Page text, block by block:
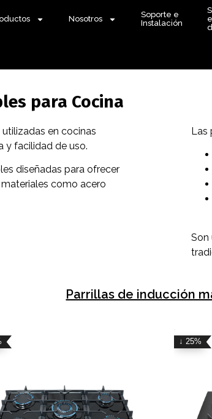
Nosotros
Soporte e
Instalación
para Cocina
en cocinas
y facilidad de uso.
diseñadas para ofrecer
como acero
Las
Son
Parrillas de inducción
↓ 25%